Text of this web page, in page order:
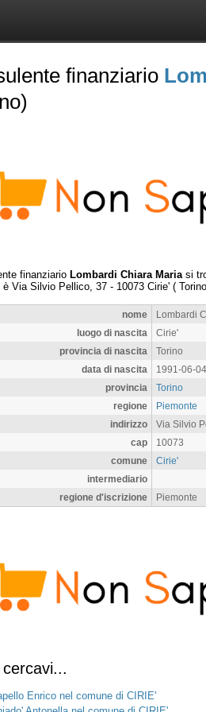
finanziario
finanziario Lombardi Chiara Maria si
è Via Silvio Pellico, 37 - 10073 Cirie' ( Torino
nome
Lombardi
luogo di nascita
Cirie'
provincia di nascita
Torino
data di nascita
1991-06-04
provincia
Torino
regione
Piemonte
indirizzo
Via Silvio
cap
10073
comune
Cirie'
intermediario
regione d'iscrizione
Piemonte
Enrico nel comune di CIRIE'